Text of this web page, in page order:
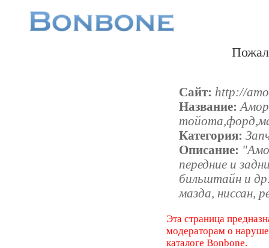
Сайт: http://
Название:
Категория:
Описание:
передние и
бильштайн и
мазда, ниссан,
Эта страница
модераторам о
каталоге Bonbone.